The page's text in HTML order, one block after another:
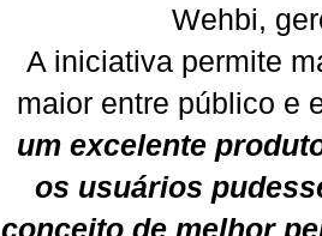
Wehbi,
A iniciativa permite
maior entre público e
um excelente
os usuários
conceito de melhor